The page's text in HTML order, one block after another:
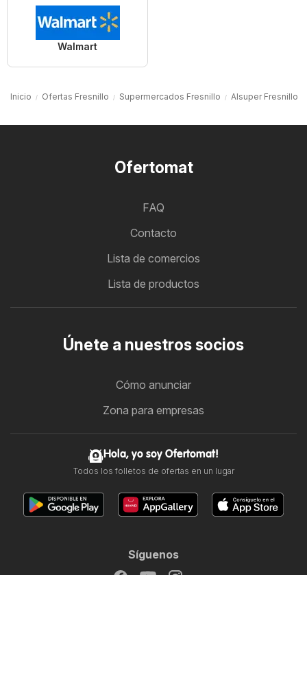
Walmart
Inicio Ofertas Fresnillo Supermercados Fresnillo Alsuper Fresnillo
Ofertomat
FAQ
Contacto
Lista de comercios
Lista de productos
Únete a nuestros socios
Cómo anunciar
Zona para empresas
Hola, yo soy Ofertomat!
Todos los folletos de ofertas en un lugar
Síguenos